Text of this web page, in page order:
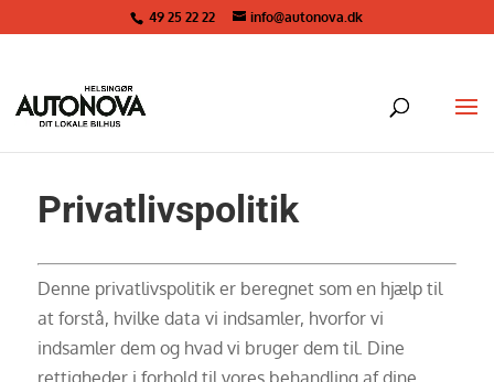
49 25 22 22 info@autonova.dk
Privatlivspolitik
Denne privatlivspolitik er beregnet som en hjælp til
at forstå, hvilke data vi indsamler, hvorfor vi
indsamler dem og hvad vi bruger dem til. Dine
rettigheder i forhold til vores behandling af dine